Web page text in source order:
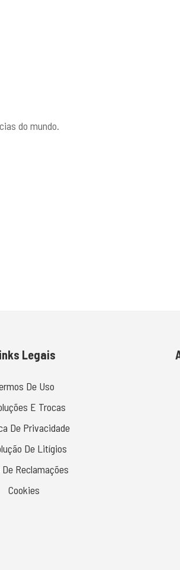
do mundo.
Legais
De Uso
E Trocas
De Privacidade
De Litígios
Reclamações
Cookies